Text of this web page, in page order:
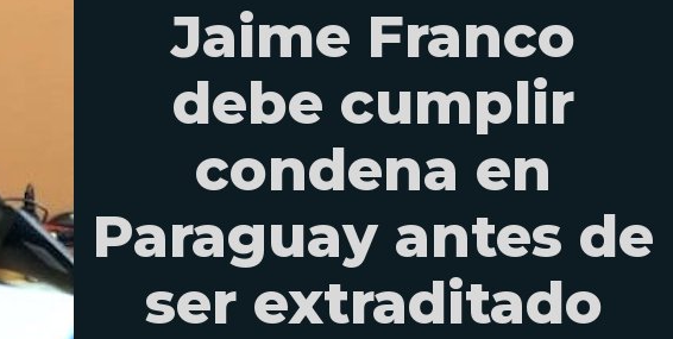
Jaime Franco
debe cumplir
condena en
Paraguay antes de
ser extraditado